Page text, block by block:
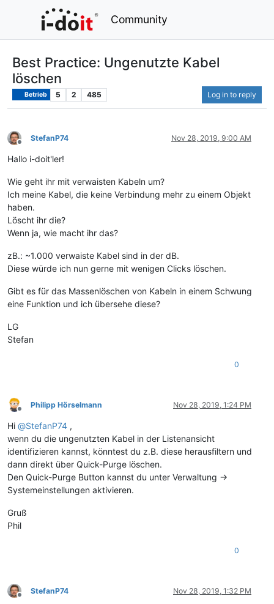
Community
Best Practice: Ungenutzte Kabel
löschen
Betrieb 5 2 485 Log in to reply
Offline
StefanP74 Nov 28, 2019, 9:00 AM
Hallo i-doit'ler!
Wie geht ihr mit verwaisten Kabeln um?
Ich meine Kabel, die keine Verbindung mehr zu einem Objekt
haben.
Löscht ihr die?
Wenn ja, wie macht ihr das?
zB.: ~1.000 verwaiste Kabel sind in der dB.
Diese würde ich nun gerne mit wenigen Clicks löschen.
Gibt es für das Massenlöschen von Kabeln in einem Schwung
eine Funktion und ich übersehe diese?
LG
Stefan
0
Offline
Philipp Hörselmann Nov 28, 2019, 1:24 PM
Hi @StefanP74 ,
wenn du die ungenutzten Kabel in der Listenansicht
identifizieren kannst, könntest du z.B. diese herausfiltern und
dann direkt über Quick-Purge löschen.
Den Quick-Purge Button kannst du unter Verwaltung ->
Systemeinstellungen aktivieren.
Gruß
Phil
0
Offline
StefanP74 Nov 28, 2019, 1:32 PM